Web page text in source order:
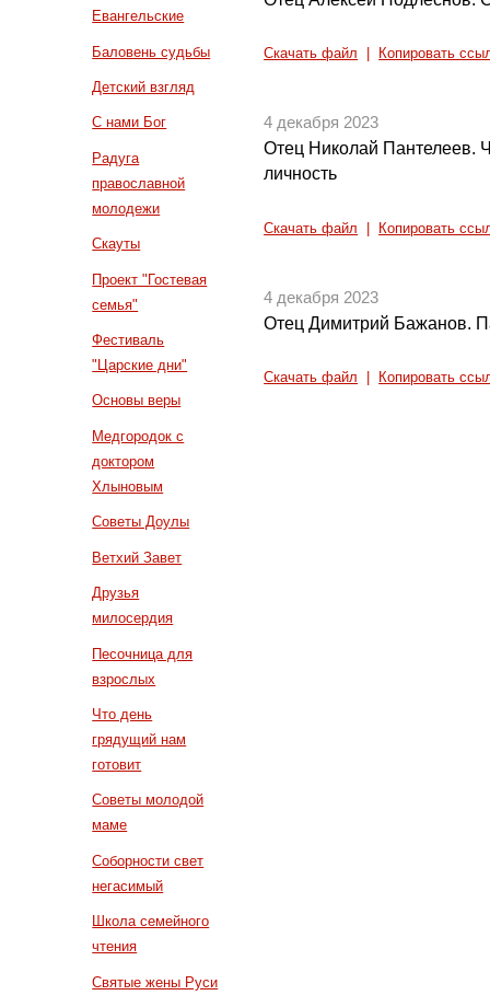
Евангельские
Баловень судьбы
Детский взгляд
С нами Бог
Радуга
православной
молодежи
Скауты
Проект "Гостевая
семья"
Фестиваль
"Царские дни"
Основы веры
Медгородок с
доктором
Хлыновым
Советы Доулы
Ветхий Завет
Друзья
милосердия
Песочница для
взрослых
Что день
грядущий нам
готовит
Советы молодой
маме
Соборности свет
негасимый
Школа семейного
чтения
Святые жены Руси
Скачать файл Копировать
4 декабря 2023
Отец Николай Пантелеев.
личность
Скачать файл Копировать
4 декабря 2023
Отец Димитрий Бажанов.
Скачать файл Копировать